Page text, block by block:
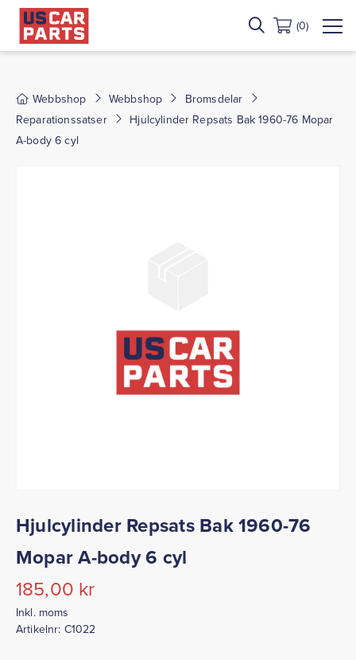
(0)
Webbshop Webbshop
Bromsdelar
Reparationssatser
Hjulcylinder Repsats Bak 1960-76 Mopar
A-body 6 cyl
Hjulcylinder Repsats Bak 1960-76
Mopar A-body 6 cyl
185,00 kr
Inkl. moms
Artikelnr: C1022